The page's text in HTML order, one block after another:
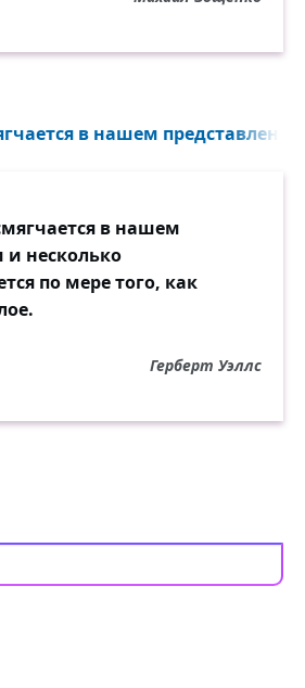
в нашем
в нашем
и несколько
по мере того, как
Герберт Уэллс